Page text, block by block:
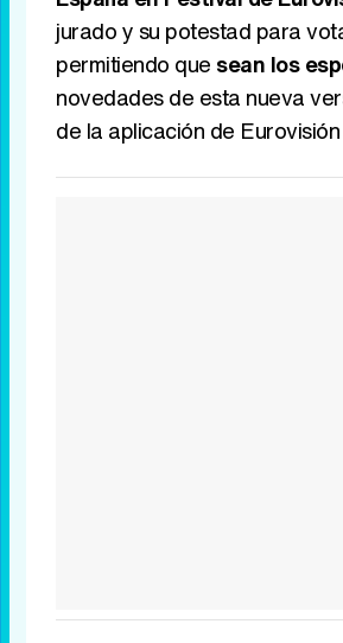
jurado y su potestad para
permitiendo que sean los
novedades de esta nueva
de la aplicación de